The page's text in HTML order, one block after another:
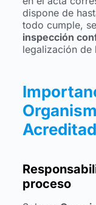
dispone de
todo cumple,
inspección
legalización de
proceso